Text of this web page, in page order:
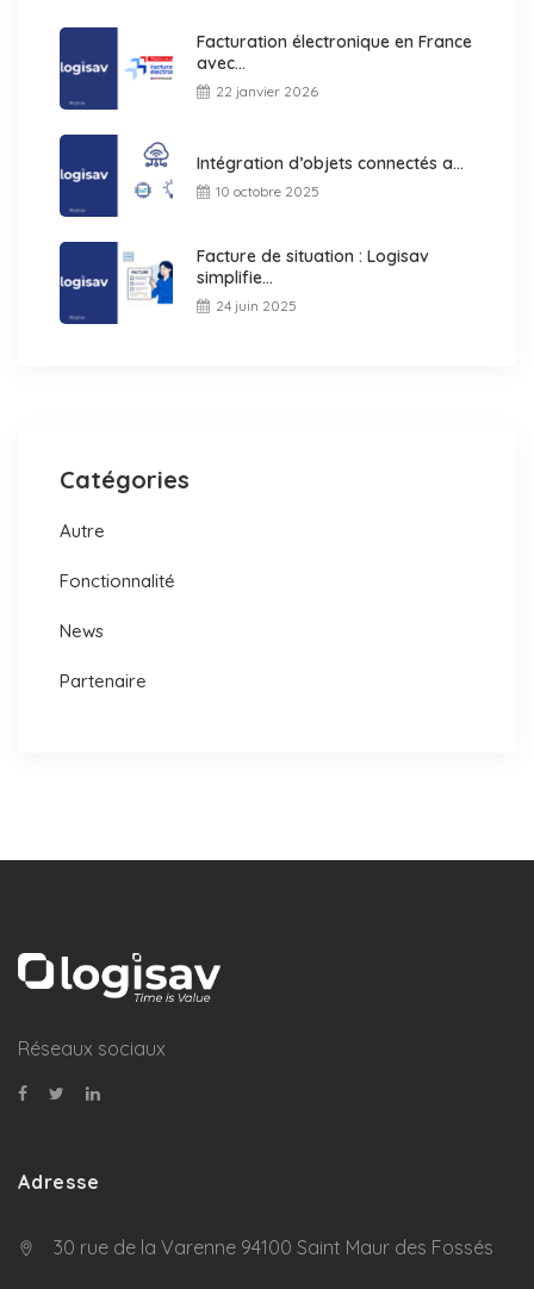
Facturation électronique en France
avec...
22 janvier 2026
Intégration d’objets connectés a...
10 octobre 2025
Facture de situation : Logisav
simplifie...
24 juin 2025
Catégories
Autre
Fonctionnalité
News
Partenaire
Réseaux sociaux
Adresse
30 rue de la Varenne 94100 Saint Maur des Fossés